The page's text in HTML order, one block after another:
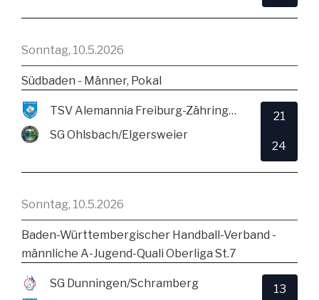
Sonntag, 10.5.2026
Südbaden - Männer, Pokal
TSV Alemannia Freiburg-Zähringen
SG Ohlsbach/Elgersweier
21
24
Sonntag, 10.5.2026
Baden-Württembergischer Handball-Verband -
männliche A-Jugend-Quali Oberliga St.7
SG Dunningen/Schramberg
13